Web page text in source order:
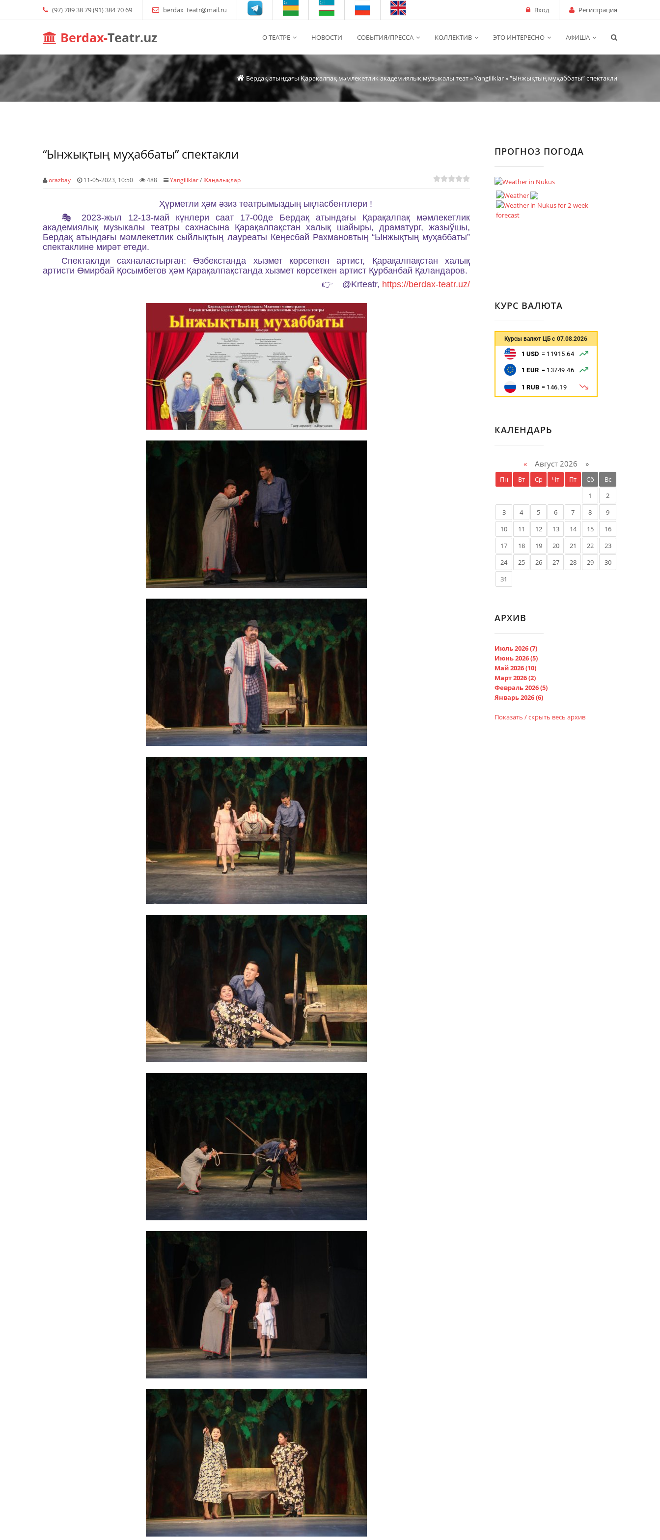
(97) 789 38 79 (91) 384 70 69 berdax_teatr@mail.ru Вход Регистрация
Berdax-Teatr.uz О ТЕАТРЕ НОВОСТИ СОБЫТИЯ/ПРЕССА КОЛЛЕКТИВ ЭТО ИНТЕРЕСНО АФИША
Бердақ атындағы Қарақалпақ мəмлекетлик академиялық музыкалы теат»Yangiliklar» “Ынжықтың муҳаббаты” спектакли
“Ынжықтың муҳаббаты” спектакли
orazbay 11-05-2023, 10:50 488 Yangiliklar/Жаңалықлар
Ҳүрметли ҳəм əзиз театрымыздың ықласбентлери !
🎭
2023-жыл 12-13-май күнлери саат 17-00де Бердақ атындағы Қарақалпақ мәмлекетлик
академиялық музыкалы театры сахнасына Қарақалпақстан халық шайыры, драматург, жазыўшы,
Бердақ атындағы мәмлекетлик сыйлықтың лауреаты Кеңесбай Рахмановтың “Ынжықтың муҳаббаты”
спектаклине мирәт етеди.
Спектаклди сахналастырған: Өзбекстанда хызмет көрсеткен артист, Қарақалпақстан халық
артисти Өмирбай Қосымбетов ҳәм Қарақалпақстанда хызмет көрсеткен артист Қурбанбай Қаландаров.
👉 @Krteatr, https://berdax-teatr.uz/
ПРОГНОЗ ПОГОДА
КУРС ВАЛЮТА
КАЛЕНДАРЬ
«Август 2026 »
Пн Вт Ср Чт Пт Сб
Вс
1
2
3
4 5 6 7 8
9
10
11 12 13 14 15
16
17
18 19 20 21 22
23
24
25 26 27 28 29
30
31
АРХИВ
Июль 2026 (7)
Июнь 2026 (5)
Май 2026 (10)
Март 2026 (2)
Февраль 2026 (5)
Январь 2026 (6)
Показать / скрыть весь архив